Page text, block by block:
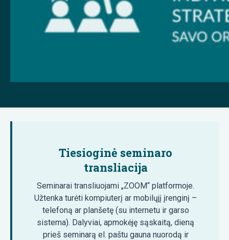
Tiesioginė seminaro
transliacija
Seminarai transliuojami „ZOOM“ platformoje.
Užtenka turėti kompiuterį ar mobilųjį įrenginį –
telefoną ar planšetę (su internetu ir garso
sistema). Dalyviai, apmokėję sąskaitą, dieną
prieš seminarą el. paštu gauna nuorodą ir